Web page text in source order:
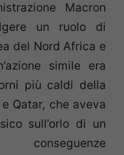
Macron
un ruolo di
del Nord Africa e
simile era
più caldi della
Qatar, che aveva
sull’orlo di un